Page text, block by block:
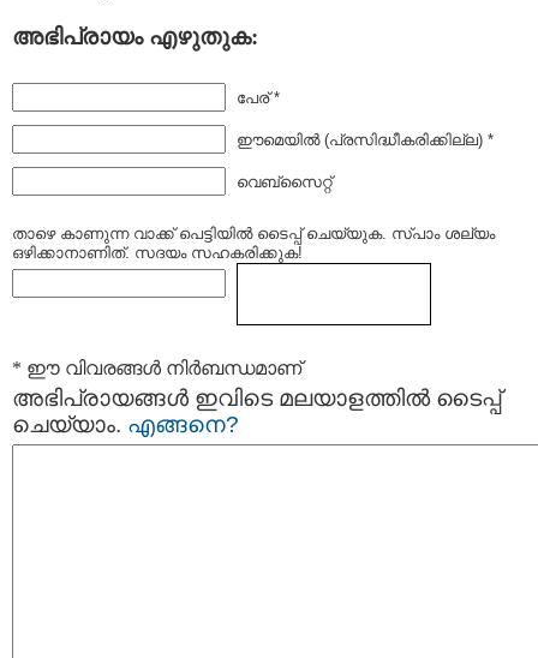
അഭിപ്രായം എഴുതുക:
പേര് *
ഈമെയില്‍ (പ്രസിദ്ധീകരിക്കില്ല) *
വെബ്സൈറ്റ്
താഴെ കാണുന്ന വാക്ക് പെട്ടിയില്‍ ടൈപ്പ്‌ ചെയ്യുക. സ്പാം ശല്യം
ഒഴിക്കാനാണിത്. സദയം സഹകരിക്കുക!
* ഈ വിവരങ്ങള്‍ നിര്‍ബന്ധമാണ്
അഭിപ്രായങ്ങള്‍ ഇവിടെ മലയാളത്തില്‍ ടൈപ്പ്
ചെയ്യാം. എങ്ങനെ?